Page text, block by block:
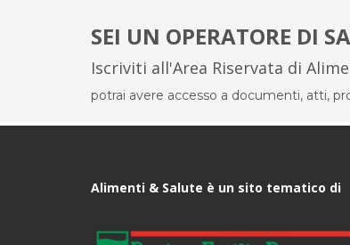
SEI UN OPERATORE DI
Iscriviti all'Area Riservata di
potrai avere accesso a documenti, atti,
Alimenti & Salute è un sito tematico di